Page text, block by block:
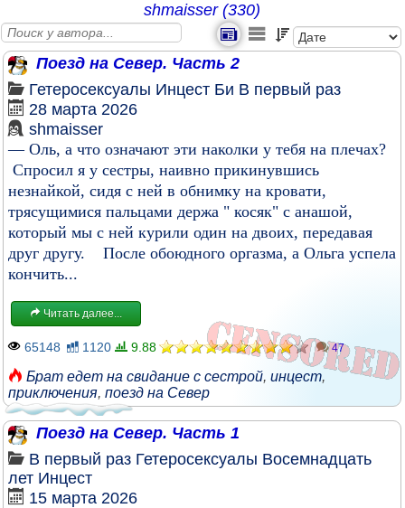
shmaisser (330)
Поезд на Север. Часть 2
Гетеросексуалы Инцест Би В первый раз
28 марта 2026
shmaisser
— Оль, а что означают эти наколки у тебя на плечах?
Спросил я у сестры, наивно прикинувшись
незнайкой, сидя с ней в обнимку на кровати,
трясущимися пальцами держа " косяк" с анашой,
который мы с ней курили один на двоих, передавая
друг другу. После обоюдного оргазма, а Ольга успела
кончить...
Читать далее...
65148 1120 9.88 47
Брат едет на свидание с сестрой, инцест,
приключения, поезд на Север
Поезд на Север. Часть 1
В первый раз Гетеросексуалы Восемнадцать
лет Инцест
15 марта 2026